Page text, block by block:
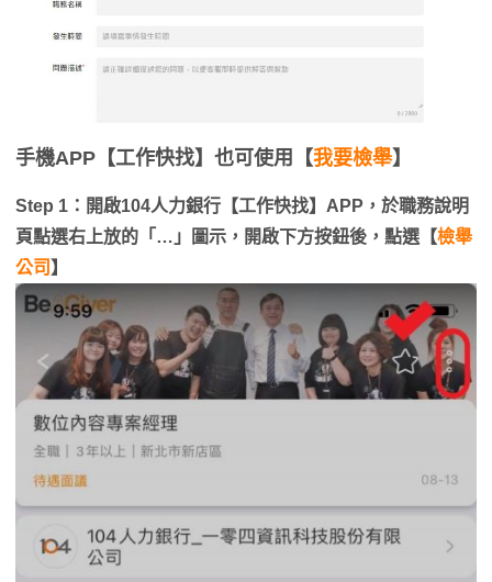
手機APP【工作快找】 也可使用【我要檢舉】
Step 1：開啟104人力銀行【工作快找】APP，於職務說明
頁點選右上放的「…」圖示，開啟下方按鈕後，點選【檢舉
公司 】